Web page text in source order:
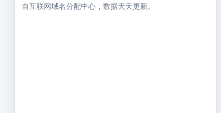
自互联网域名分配中心，数据天天更新。